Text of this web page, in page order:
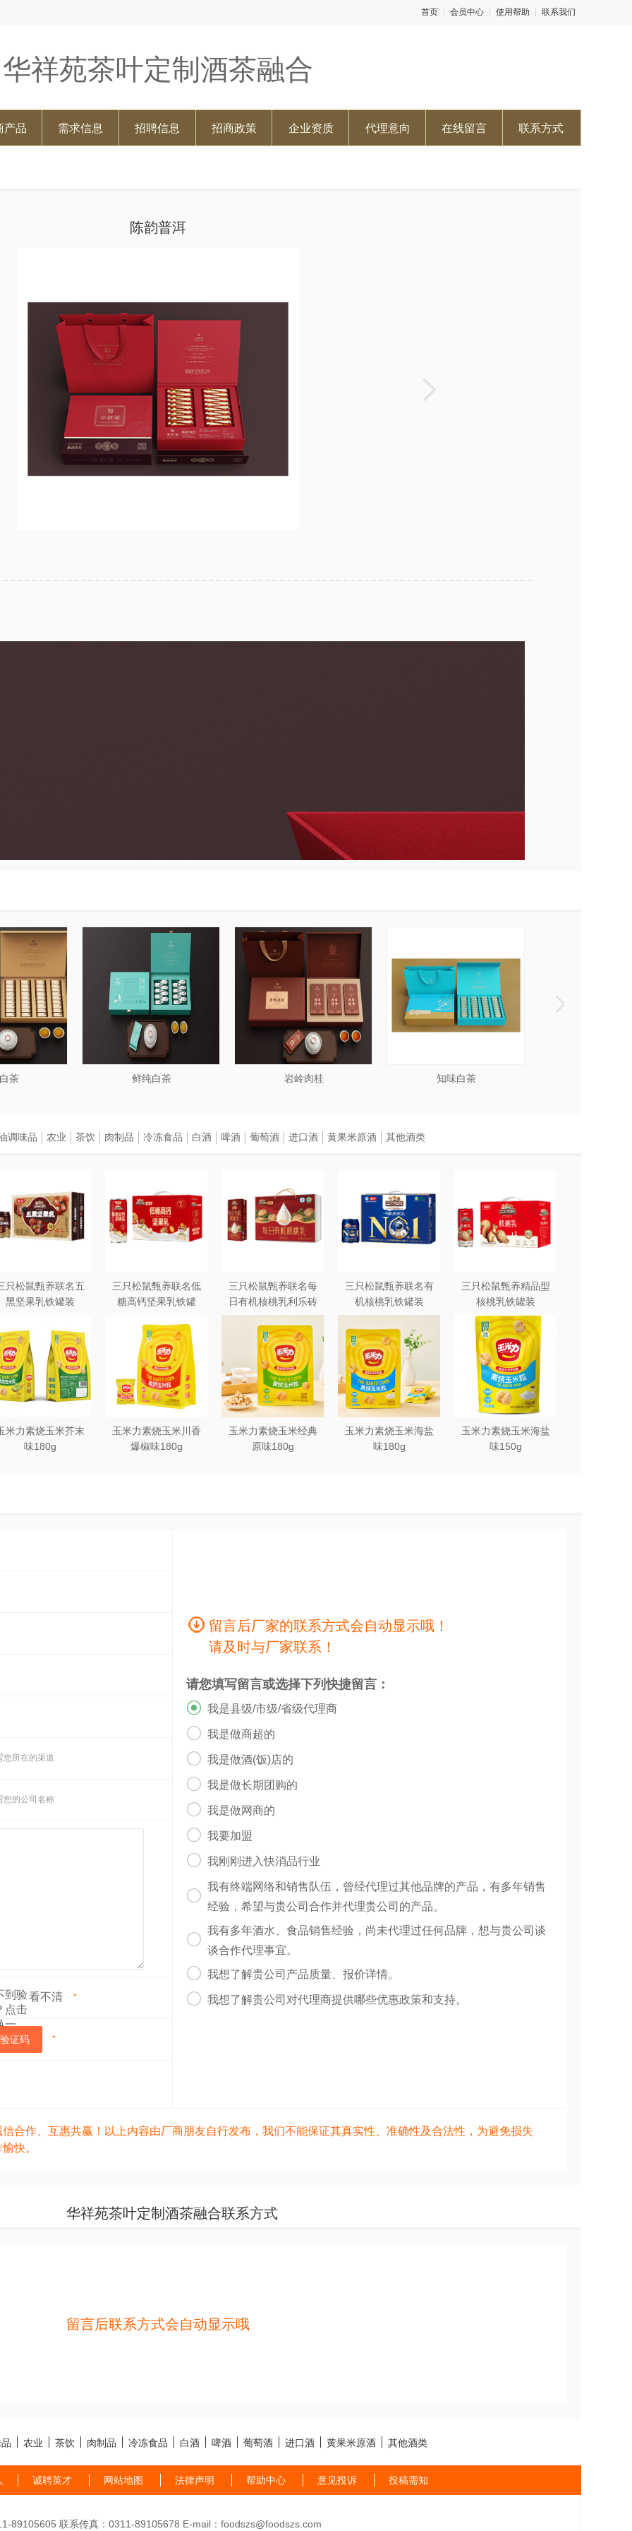
首页 会员中心 使用帮助 联系我们
华祥苑茶叶定制酒茶融合
产品 需求信息 招聘信息 招商政策 企业资质 代理意向 在线留言 联系方式
陈韵普洱
茶 鲜纯白茶 岩岭肉桂 知味白茶
只松鼠甄养联名五
黑坚果乳铁罐装
三只松鼠甄养联名低
糖高钙坚果乳铁罐
三只松鼠甄养联名每
日有机核桃乳利乐砖
250ml*12盒木盒装
三只松鼠甄养联名有
机核桃乳铁罐装
240ml*12罐礼盒
三只松鼠甄养精品型
核桃乳铁罐装
240ml*12罐
米力素烧玉米芥末
味180g
玉米力素烧玉米川香
爆椒味180g
玉米力素烧玉米经典
原味180g
玉米力素烧玉米海盐
味180g
玉米力素烧玉米海盐
味150g
调味品 农业 茶饮 肉制品 冷冻食品 白酒 啤酒 葡萄酒 进口酒 黄果米原酒 其他酒类
您所在的渠道
您的公司名称
看不清 *
证码 *
留言后厂家的联系方式会自动显示哦！
请及时与厂家联系！
请您填写留言或选择下列快捷留言：
 我是县级/市级/省级代理商
 我是做商超的
 我是做酒(饭)店的
 我是做长期团购的
 我是做网商的
 我要加盟
 我刚刚进入快消品行业

我有终端网络和销售队伍，曾经代理过其他品牌的产品，有多年销售
经验，希望与贵公司合作并代理贵公司的产品。

我有多年酒水、食品销售经验，尚未代理过任何品牌，想与贵公司谈
谈合作代理事宜。
 我想了解贵公司产品质量、报价详情。
 我想了解贵公司对代理商提供哪些优惠政策和支持。
合作、互惠共赢！以上内容由厂商朋友自行发布，我们不能保证其真实性、准确性及合法性，为避免损失
快。
华祥苑茶叶定制酒茶融合联系方式
留言后联系方式会自动显示哦
农业 茶饮 肉制品 冷冻食品 白酒 啤酒 葡萄酒 进口酒 黄果米原酒 其他酒类
诚聘英才 网站地图 法律声明 帮助中心 意见投诉 投稿需知
89105605 联系传真：0311-89105678 E-mail：foodszs@foodszs.com